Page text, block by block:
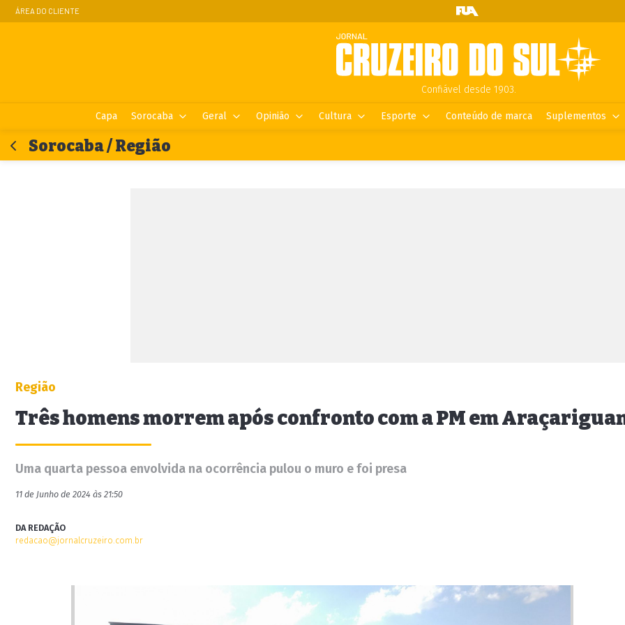
ÁREA DO CLIENTE
Confiável desde 1903.
Capa Sorocaba Geral Opinião Cultura Esporte Conteúdo de marca Suplementos
Sorocaba / Região
Região
Três homens morrem após confronto com a PM em
Uma quarta pessoa envolvida na ocorrência pulou o muro e foi presa
11 de Junho de 2024 às 21:50
DA REDAÇÃO
redacao@jornalcruzeiro.com.br